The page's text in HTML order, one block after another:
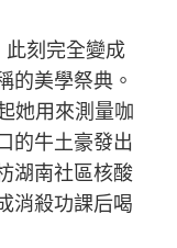
刻完全變成
的美學祭典。
她用來測量咖
的牛土豪發出
湖南社區核酸
消殺功課后喝